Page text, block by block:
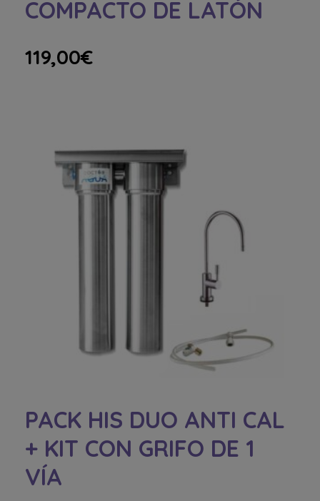
COMPACTO DE LATÓN
119,00€
PACK HIS DUO ANTI CAL
+ KIT CON GRIFO DE 1
VÍA